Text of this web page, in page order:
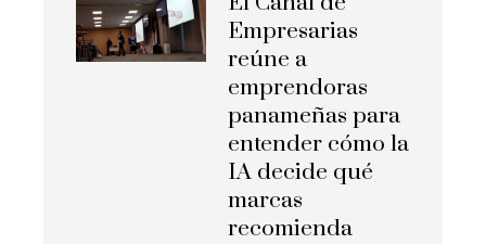
Empresarias
reúne a
emprendoras
panameñas para
entender cómo la
IA decide qué
marcas
recomienda